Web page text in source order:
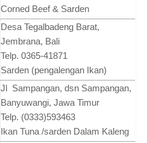
Corned Beef & Sarden
Desa Tegalbadeng Barat,
Jembrana, Bali
Telp. 0365-41871
Sarden (pengalengan Ikan)
Jl Sampangan, dsn Sampangan,
Banyuwangi, Jawa Timur
Telp. (0333)593463
Ikan Tuna /sarden Dalam Kaleng